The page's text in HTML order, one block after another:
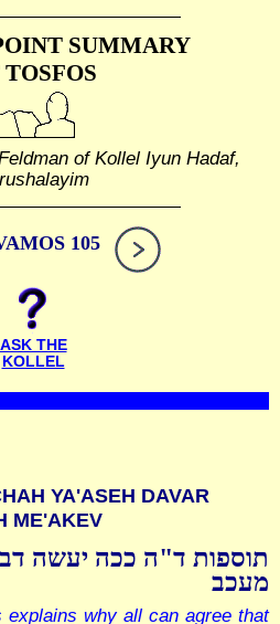
SUMMARY
TOSFOS
of Kollel Iyun Hadaf,
105
ASK THE
KOLLEL
YA'ASEH DAVAR
ME'AKEV
תוספות ד"ה ככה יעשה
מעכב
explains why all can agree that